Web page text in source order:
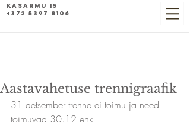
Kasarmu 15
+372 5397 8106
Aastavahetuse trennigraafik
31.detsember trenne ei toimu ja need
toimuvad 30.12 ehk